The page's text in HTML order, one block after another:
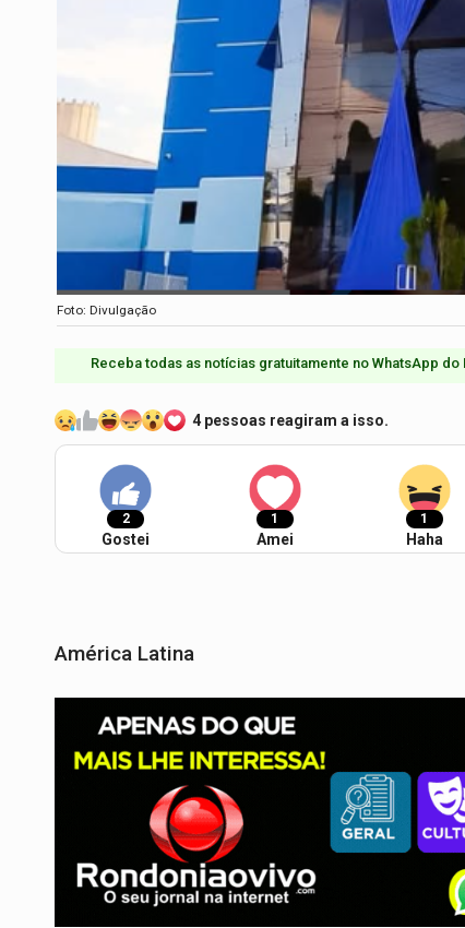
Foto: Divulgação
Receba todas as notícias gratuitamente no WhatsApp do
4 pessoas reagiram a isso.
2
Gostei
1
Amei
1
Haha
América Latina